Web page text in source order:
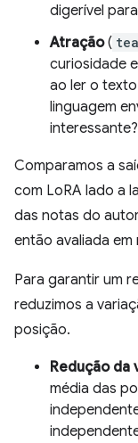
digerível
Atração(
curiosidade
ao ler o
linguagem
interessante?
Comparamos a
com LoRA lado a
das notas do
então avaliada em
Para garantir um
reduzimos a
posição.
Redução da
média das